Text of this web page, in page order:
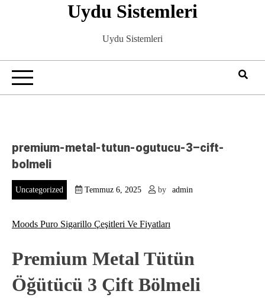
Uydu Sistemleri
Uydu Sistemleri
premium-metal-tutun-ogutucu-3–cift-
bolmeli
Uncategorized Temmuz 6, 2025 by admin
Moods Puro Sigarillo Çeşitleri Ve Fiyatları
Premium Metal Tütün
Öğütücü 3 Çift Bölmeli